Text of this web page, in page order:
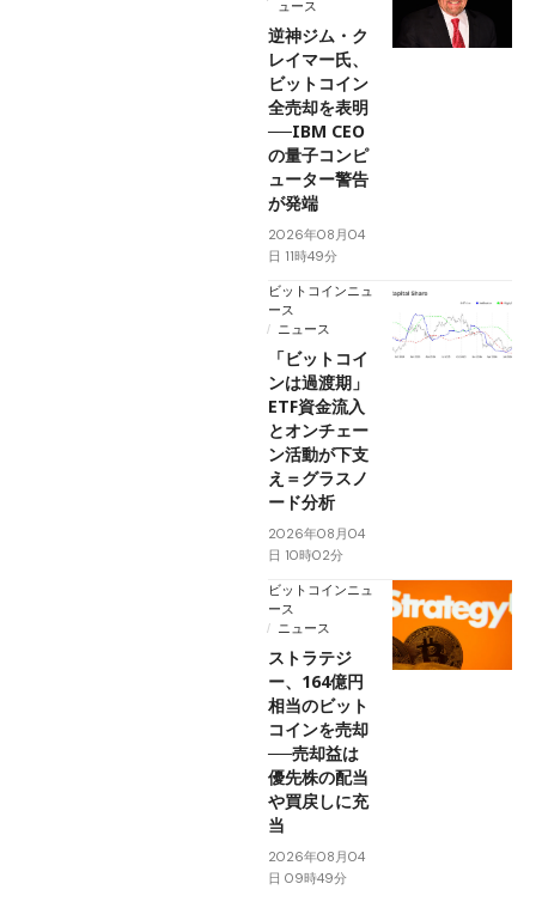
ュース
逆神ジム・ク
レイマー氏、
ビットコイン
全売却を表明
──IBM CEO
の量子コンピ
ューター警告
が発端
2026年08月04
日 11時49分
ビットコインニュ
ース
ニュース
「ビットコイ
ンは過渡期」
ETF資金流入
とオンチェー
ン活動が下支
え＝グラスノ
ード分析
2026年08月04
日 10時02分
ビットコインニュ
ース
ニュース
ストラテジ
ー、164億円
相当のビット
コインを売却
──売却益は
優先株の配当
や買戻しに充
当
2026年08月04
日 09時49分